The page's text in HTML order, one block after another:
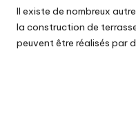
Il existe de nombreux
la construction de
peuvent être réalisés par